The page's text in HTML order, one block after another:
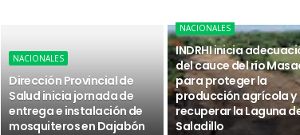
NACIONALES
Dirección Provincial de
Salud inicia jornada de
entrega e instalación de
mosquiteros en Dajabón
NACIONALES
INDRHI inicia
del cauce del río
para proteger la
producción agrícola y
recuperar la Laguna
Saladillo